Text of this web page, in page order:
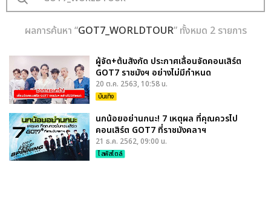
ผลการค้นหา “GOT7_WORLDTOUR” ทั้งหมด 2 รายการ
ผู้จัด+ต้นสังกัด ประกาศเลื่อนจัดคอนเสิร์ต
GOT7 ราชมังฯ อย่างไม่มีกำหนด
20 ต.ค. 2563, 10:58 น.
บันเทิง
นกน้อยอย่านกนะ! 7 เหตุผล ที่คุณควรไป
คอนเสิร์ต GOT7 ที่ราชมังคลาฯ
21 ธ.ค. 2562, 09:00 น.
ไลฟ์สไตล์